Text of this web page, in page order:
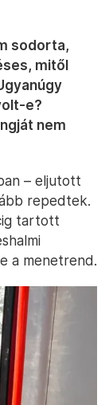
sodorta,
mitől
e?
nem
– eljutott
repedtek.
tartott
a menetrend.